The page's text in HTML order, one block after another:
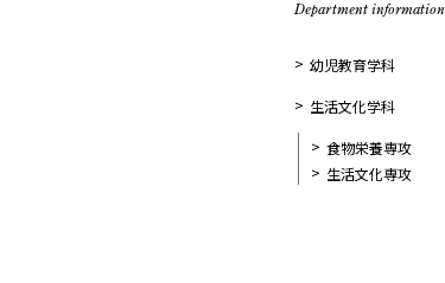
Department information
幼児教育学科
生活文化学科
食物栄養専攻
生活文化専攻